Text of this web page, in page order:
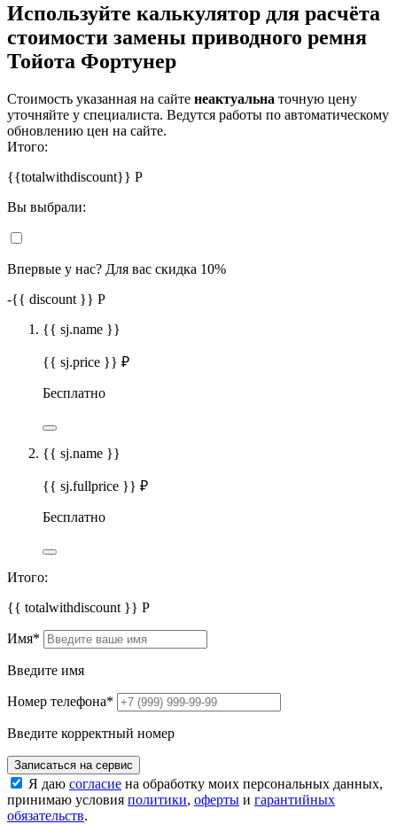
Используйте калькулятор для расчёта
стоимости замены приводного ремня
Тойота Фортунер
Стоимость указанная на сайте неактуальна точную цену
уточняйте у специалиста. Ведутся работы по автоматическому
обновлению цен на сайте.
Итого:
{{totalwithdiscount}} Р
Вы выбрали:
Впервые у нас? Для вас скидка 10%
-{{ discount }} Р
{{ sj.name }}
{{ sj.price }} ₽
Бесплатно
{{ sj.name }}
{{ sj.fullprice }} ₽
Бесплатно
Итого:
{{ totalwithdiscount }} Р
Имя*
Введите имя
Номер телефона*
Введите корректный номер
Записаться на сервис
Я даю согласие на обработку моих персональных данных,
принимаю условия политики, оферты и гарантийных
обязательств.